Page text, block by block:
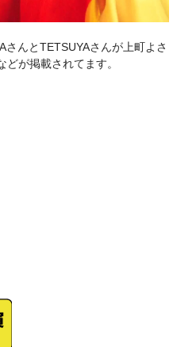
んとTETSUYAさんが上町よさ
が掲載されてます。